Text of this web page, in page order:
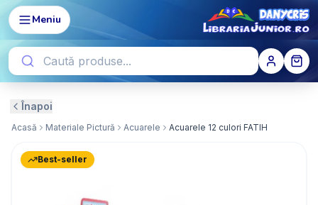
Meniu
Înapoi
Acasă Materiale Pictură Acuarele Acuarele 12 culori FATIH
Best-seller